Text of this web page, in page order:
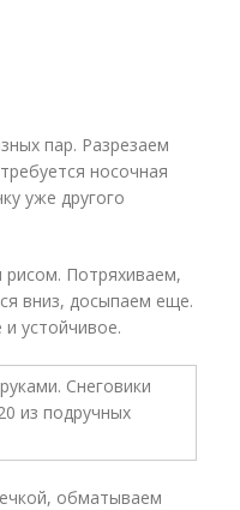
пар. Разрезаем
носочная
уже другого
Потряхиваем,
вниз, досыпаем еще.
устойчивое.
обматываем